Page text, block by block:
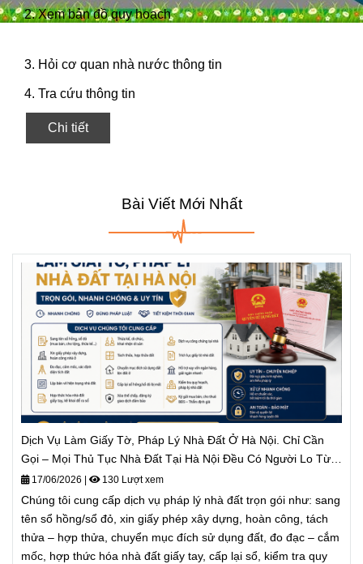
2. Xem bản đồ quy hoạch
3. Hỏi cơ quan nhà nước thông tin
4. Tra cứu thông tin
Chi tiết
Bài Viết Mới Nhất
Dịch Vụ Làm Giấy Tờ, Pháp Lý Nhà Đất Ở Hà Nội. Chỉ Cần
Gọi – Mọi Thủ Tục Nhà Đất Tại Hà Nội Đều Có Người Lo Từ A
Đến Z
17/06/2026 130 Lượt xem
Chúng tôi cung cấp dịch vụ pháp lý nhà đất trọn gói như: sang
tên sổ hồng/sổ đỏ, xin giấy phép xây dựng, hoàn công, tách
thửa – hợp thửa, chuyển mục đích sử dụng đất, đo đạc – cắm
mốc, hợp thức hóa nhà đất giấy tay, cấp lại sổ, kiểm tra quy